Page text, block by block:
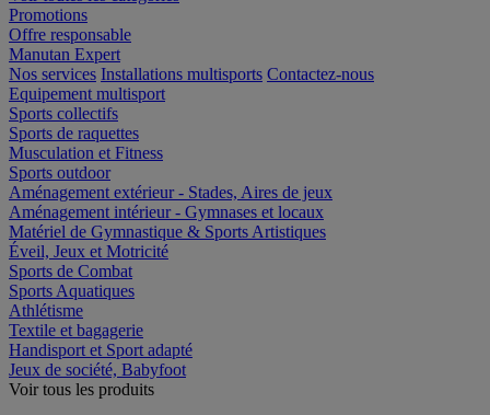
Promotions
Offre responsable
Manutan Expert
Nos services Installations multisports Contactez-nous
Equipement multisport
Sports collectifs
Sports de raquettes
Musculation et Fitness
Sports outdoor
Aménagement extérieur - Stades, Aires de jeux
Aménagement intérieur - Gymnases et locaux
Matériel de Gymnastique & Sports Artistiques
Éveil, Jeux et Motricité
Sports de Combat
Sports Aquatiques
Athlétisme
Textile et bagagerie
Handisport et Sport adapté
Jeux de société, Babyfoot
Voir tous les produits